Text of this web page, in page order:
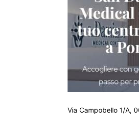
Via Campobello 1/A,